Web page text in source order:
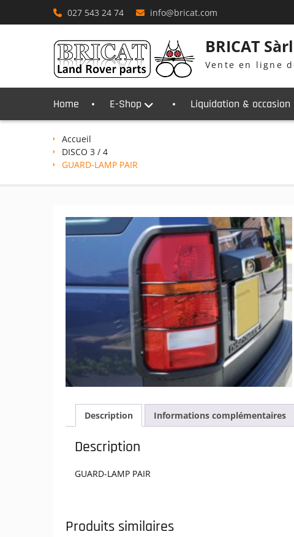
027 543 24 74 info@bricat.com
BRICAT Sàrl
Vente en ligne
Home E-Shop Liquidation & occasion
Accueil
DISCO 3 / 4
GUARD-LAMP PAIR
Description Informations complémentaires
Description
GUARD-LAMP PAIR
Produits similaires